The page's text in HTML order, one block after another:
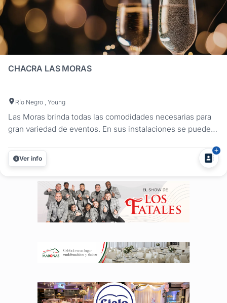
CHACRA LAS MORAS
Río Negro , Young
Las Moras brinda todas las comodidades necesarias para
gran variedad de eventos. En sus instalaciones se pueden
matrimonios. Las ceremonias serán siempre
deslumbrantes, sin importar si se realizan al aire libre o en
Ver info